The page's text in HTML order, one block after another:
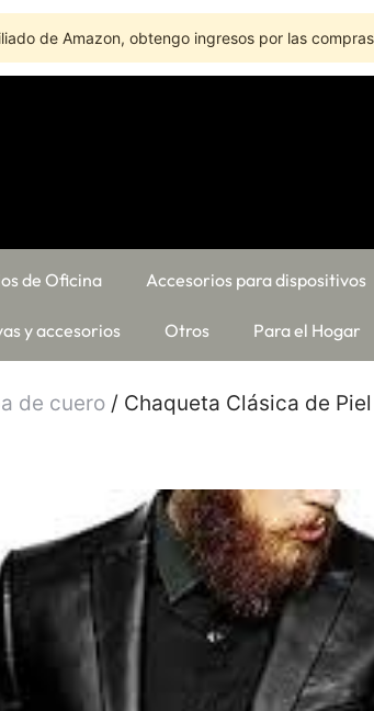
de Amazon, obtengo ingresos por las
de Oficina Accesorios para dispositivos
y accesorios Otros Para el Hogar
de cuero / Chaqueta Clásica de